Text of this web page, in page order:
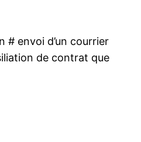
# envoi d’un courrier
de contrat que